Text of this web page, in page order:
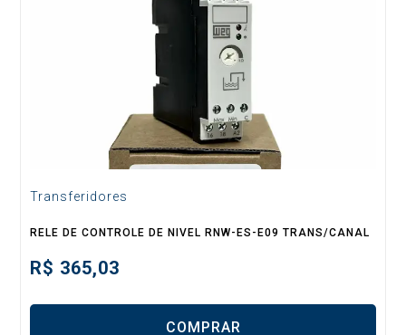
Transferidores
RELE DE CONTROLE DE NIVEL RNW-ES-E09 TRANS/CANAL
R$ 365,03
COMPRAR